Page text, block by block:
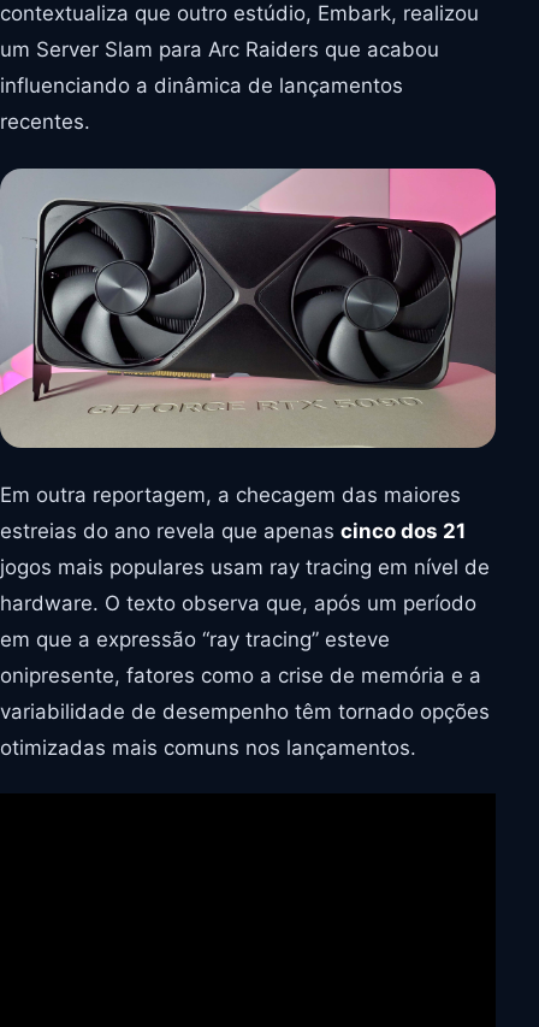
contextualiza que outro estúdio, Embark, realizou
um Server Slam para Arc Raiders que acabou
influenciando a dinâmica de lançamentos
recentes.
Em outra reportagem, a checagem das maiores
estreias do ano revela que apenas cinco dos 21
jogos mais populares usam ray tracing em nível de
hardware. O texto observa que, após um período
em que a expressão “ray tracing” esteve
onipresente, fatores como a crise de memória e a
variabilidade de desempenho têm tornado opções
otimizadas mais comuns nos lançamentos.